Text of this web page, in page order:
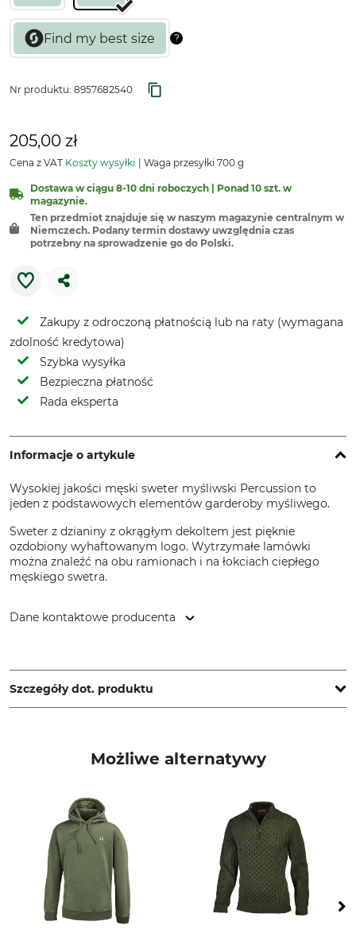
Nr produktu: 8957682540
205,00 zł
Cena z VAT Koszty wysyłki Waga przesyłki 700 g
Dostawa w ciągu 8-10 dni roboczych | Ponad 10 szt. w
magazynie.
Ten przedmiot znajduje się w naszym magazynie centralnym w
Niemczech. Podany termin dostawy uwzględnia czas
potrzebny na sprowadzenie go do Polski.
Zakupy z odroczoną płatnością lub na raty (wymagana
zdolność kredytowa)
Szybka wysyłka
Bezpieczna płatność
Rada eksperta
Informacje o artykule
Wysokiej jakości męski sweter myśliwski Percussion to
jeden z podstawowych elementów garderoby myśliwego.
Sweter z dzianiny z okrągłym dekoltem jest pięknie
ozdobiony wyhaftowanym logo. Wytrzymałe lamówki
można znaleźć na obu ramionach i na łokciach ciepłego
męskiego swetra.
Dane kontaktowe producenta
www.percussion-europe.com
Szczegóły dot. produktu
30% Wełna
Pranie
Pranie kolorowe 30°
Wybielanie
Nie wybielać
Suszenie
Nie suszyć w suszarce
Prasowanie
Prasować w temp. maks.
Możliwe alternatywy